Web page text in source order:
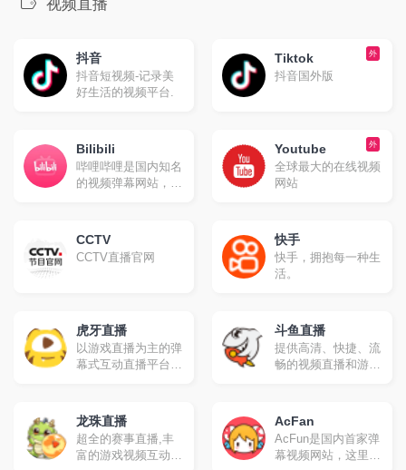
视频直播
抖音
抖音短视频-记录美
好生活的视频平台.
外
Tiktok
抖音国外版
Bilibili
哔哩哔哩是国内知名
的视频弹幕网站，这
围，有创意的Up
主。大家可以在这里
找到许多欢乐。
外
Youtube
全球最大的在线视频
网站
CCTV
CCTV直播官网
快手
快手，拥抱每一种生
活。
虎牙直播
以游戏直播为主的弹
幕式互动直播平台，
电竞赛事直播与游戏
赛事直播，手游直播
等。包含英雄联盟
lol，王者荣耀，绝地
斗鱼直播
提供高清、快捷、流
畅的视频直播和游戏
越火线cf直播、
dota2直播、美女直
播等各类热门游戏赛
事直播
龙珠直播
超全的赛事直播,丰
富的游戏视频互动平
AcFan
AcFun是国内首家弹
幕视频网站，这里有